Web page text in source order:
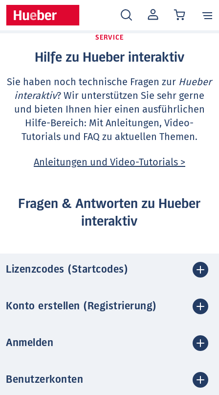
MEIN
KONTO
SERVICE
Hilfe zu Hueber interaktiv
Sie haben noch technische Fragen zur Hueber
interaktiv? Wir unterstützen Sie sehr gerne
und bieten Ihnen hier einen ausführlichen
Hilfe-Bereich: Mit Anleitungen, Video-
Tutorials und FAQ zu aktuellen Themen.
Anleitungen und Video-Tutorials >
Fragen & Antworten zu Hueber
interaktiv
Lizenzcodes (Startcodes)
Konto erstellen (Registrierung)
Anmelden
Benutzerkonten